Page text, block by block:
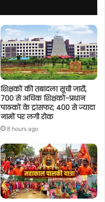
शिक्षकों की तबादला सूची जारी,
700 से अधिक शिक्षकों-प्रधान
पाठकों के ट्रांसफर; 400 से ज्यादा
नामों पर लगी रोक
8 hours ago